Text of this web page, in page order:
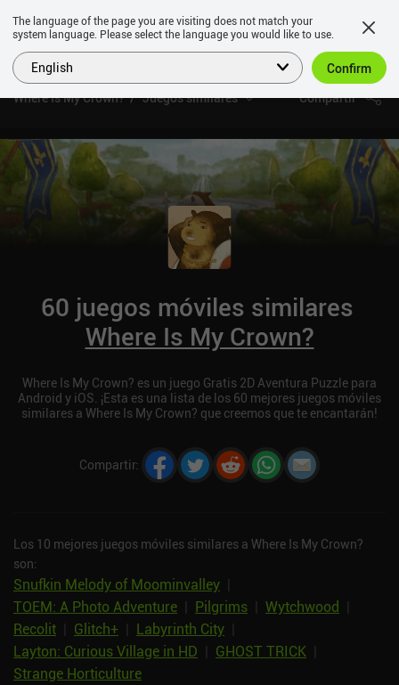
Where Is My Crown? Juegos similares Compartir
60 juegos móviles similares
Where Is My Crown?
Where Is My Crown? es un juego Gratis 2D Aventura Puzzle para
Android y iOS. ¡Esta es una lista de los 60 mejores juegos móviles
similares a Where Is My Crown? que creemos que te encantarán!
Compartir:
Los 10 mejores juegos móviles similares a Where Is My Crown?
son:
Snufkin Melody of Moominvalley
TOEM: A Photo Adventure
Pilgrims Wytchwood
Recolit
Glitch+ Labyrinth City
Layton: Curious Village in HD
GHOST TRICK
Strange Horticulture
The language of the page you are visiting does not match your
system language. Please select the language you would like to use.
English Confirm